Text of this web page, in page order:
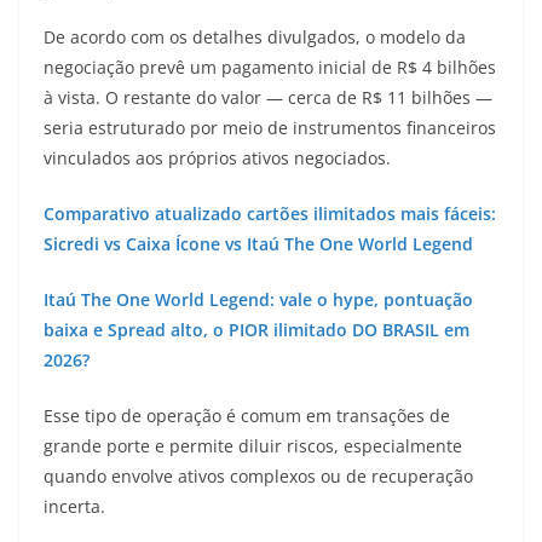
De acordo com os detalhes divulgados, o modelo da
negociação prevê um pagamento inicial de R$ 4 bilhões
à vista. O restante do valor — cerca de R$ 11 bilhões —
seria estruturado por meio de instrumentos financeiros
vinculados aos próprios ativos negociados.
Comparativo atualizado cartões ilimitados mais fáceis:
Sicredi vs Caixa Ícone vs Itaú The One World Legend
Itaú The One World Legend: vale o hype, pontuação
baixa e Spread alto, o PIOR ilimitado DO BRASIL em
2026?
Esse tipo de operação é comum em transações de
grande porte e permite diluir riscos, especialmente
quando envolve ativos complexos ou de recuperação
incerta.